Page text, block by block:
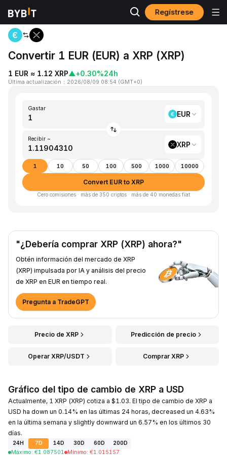
Regístrese
Inicio EUR to XRP
Convertir 1 EUR (EUR) a XRP (XRP)
1 EUR ≈ 1.12 XRP▲+0.30%24h
Última actualización ： 2026/08/09 08:54 (GMT+0)
Gastar
EUR
Recibir ~
XRP
1 10 50 100 500 1000 10000
Convert EUR to XRP
Cero comisiones · más de 350 criptos · más de 40 monedas fiat
"¿Debería comprar XRP (XRP) ahora?"
Obtén información del mercado de XRP
(XRP) impulsada por IA y análisis del precio
de XRP en EUR en tiempo real.
Pregunta a TradeGPT
Precio de XRP Predicción de precio
Operar XRP/USDT Comprar XRP
Gráfico del tipo de cambio de XRP a USD
Actualmente, 1 XRP (XRP) cotiza a $1.03. El tipo de cambio de XRP a
USD ha down un 0.14% en las últimas 24 horas, decreased un 4.63%
en la última semana y slightly downward un 6.57% en los últimos 30
días.
24H 7D 14D 30D 60D
200D
Máximo: €1.087501 Mínimo: €1.015157